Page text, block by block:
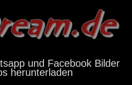
und Facebook Bilder
herunterladen